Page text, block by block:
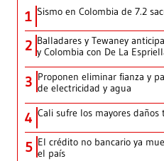
1 Sismo en Colombia de 7.2
2 Balladares y Tewaney
y Colombia con De La
3 Proponen eliminar fianza y
de electricidad y agua
4 Cali sufre los mayores
5 El crédito no bancario ya
el país